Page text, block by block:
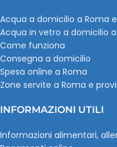
Acqua a domicilio a Roma
Acqua in vetro a domicilio
Come funziona
Consegna a domicilio
Spesa online a Roma
Zone servite a Roma e
INFORMAZIONI UTILI
Informazioni alimentari,